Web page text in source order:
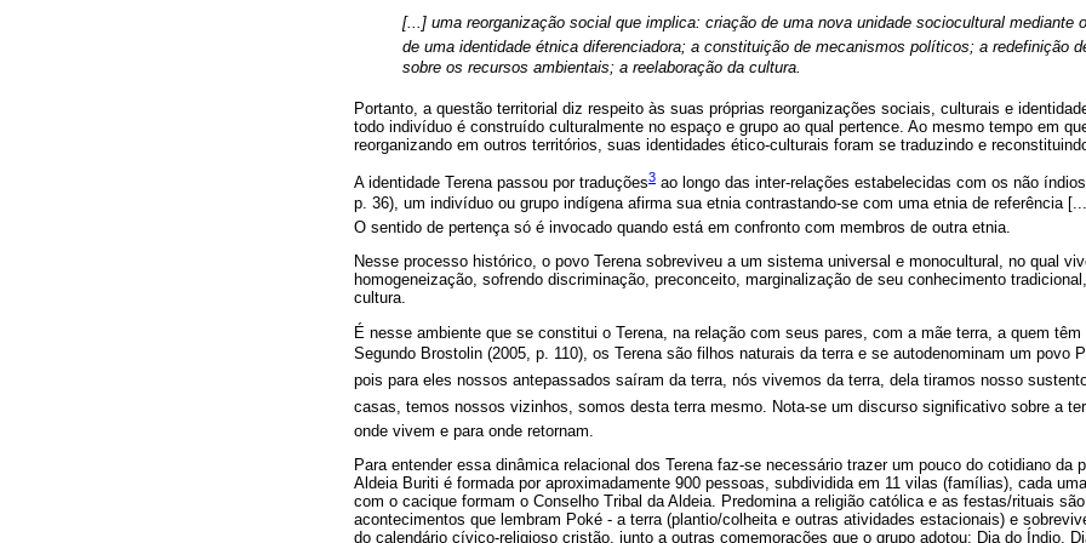
[...] uma reorganização social que implica: criação de uma nova unidade sociocultural mediante
de uma identidade étnica diferenciadora; a constituição de mecanismos políticos; a redefinição
sobre os recursos ambientais; a reelaboração da cultura.
Portanto, a questão territorial diz respeito às suas próprias reorganizações sociais, culturais e
todo indivíduo é construído culturalmente no espaço e grupo ao qual pertence. Ao mesmo tempo em
reorganizando em outros territórios, suas identidades ético-culturais foram se traduzindo e
A identidade Terena passou por traduções3 ao longo das inter-relações estabelecidas com os não
p. 36), um indivíduo ou grupo indígena afirma sua etnia contrastando-se com uma etnia de referência
O sentido de pertença só é invocado quando está em confronto com membros de outra etnia.
Nesse processo histórico, o povo Terena sobreviveu a um sistema universal e monocultural, no qual
homogeneização, sofrendo discriminação, preconceito, marginalização de seu conhecimento
cultura.
É nesse ambiente que se constitui o Terena, na relação com seus pares, com a mãe terra, a quem
Segundo Brostolin (2005, p. 110), os Terena são filhos naturais da terra e se autodenominam um povo
pois para eles nossos antepassados saíram da terra, nós vivemos da terra, dela tiramos nosso
casas, temos nossos vizinhos, somos desta terra mesmo. Nota-se um discurso significativo sobre a
onde vivem e para onde retornam.
Para entender essa dinâmica relacional dos Terena faz-se necessário trazer um pouco do cotidiano da
Aldeia Buriti é formada por aproximadamente 900 pessoas, subdividida em 11 vilas (famílias), cada
com o cacique formam o Conselho Tribal da Aldeia. Predomina a religião católica e as festas/rituais
acontecimentos que lembram Poké - a terra (plantio/colheita e outras atividades estacionais) e
do calendário cívico-religioso cristão, junto a outras comemorações que o grupo adotou: Dia do Índio,